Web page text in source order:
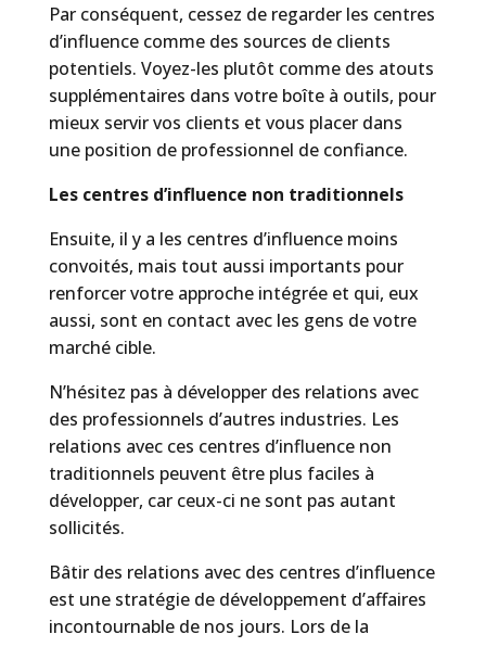
Par conséquent, cessez de regarder les centres
d’influence comme des sources de clients
potentiels. Voyez-les plutôt comme des atouts
supplémentaires dans votre boîte à outils, pour
mieux servir vos clients et vous placer dans
une position de professionnel de confiance.
Les centres d’influence non traditionnels
Ensuite, il y a les centres d’influence moins
convoités, mais tout aussi importants pour
renforcer votre approche intégrée et qui, eux
aussi, sont en contact avec les gens de votre
marché cible.
N’hésitez pas à développer des relations avec
des professionnels d’autres industries. Les
relations avec ces centres d’influence non
traditionnels peuvent être plus faciles à
développer, car ceux-ci ne sont pas autant
sollicités.
Bâtir des relations avec des centres d’influence
est une stratégie de développement d’affaires
incontournable de nos jours. Lors de la